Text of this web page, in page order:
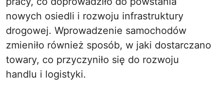
nowych osiedli i rozwoju infrastruktury
drogowej. Wprowadzenie samochodów
zmieniło również sposób, w jaki dostarczano
towary, co przyczyniło się do rozwoju
handlu i logistyki.